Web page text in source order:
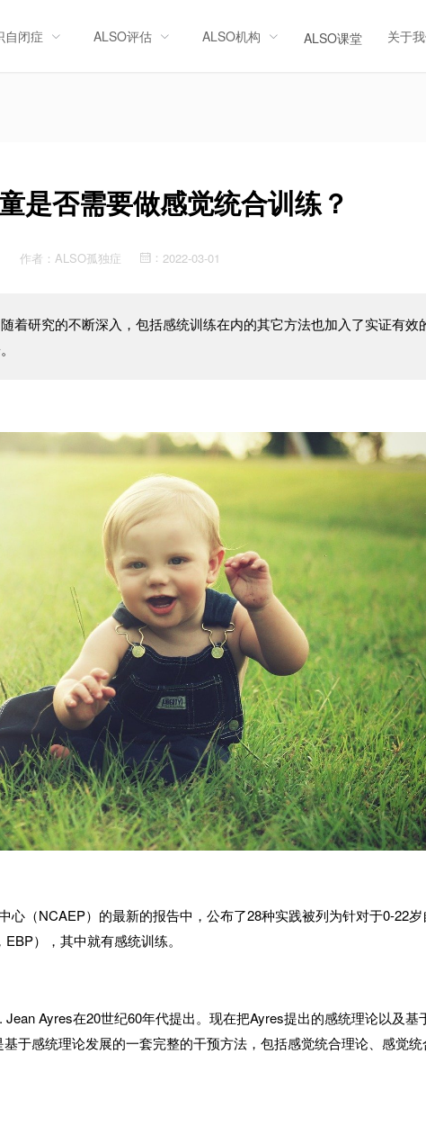
自闭症 ALSO评估 ALSO机构 ALSO课堂 关于
是否需要做感觉统合训练？
作者： ALSO孤独症 ： 2022-03-01
着研究的不断深入，包括感统训练在内的其它方法也加入了实证有效
心（NCAEP）的最新的报告中，公布了28种实践被列为针对于0-22岁
EBP），其中就有感统训练。
Jean Ayres在20世纪60年代提出。现在把Ayres提出的感统理论以及基
基于感统理论发展的一套完整的干预方法，包括感觉统合理论、感觉